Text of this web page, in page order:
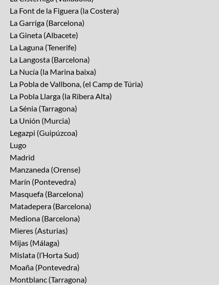
La Font de la Figuera (la Costera)
La Garriga (Barcelona)
La Gineta (Albacete)
La Laguna (Tenerife)
La Langosta (Barcelona)
La Nucía (la Marina baixa)
La Pobla de Vallbona, (el Camp de Túria)
La Pobla Llarga (la Ribera Alta)
La Sénia (Tarragona)
La Unión (Murcia)
Legazpi (Guipúzcoa)
Lugo
Madrid
Manzaneda (Orense)
Marín (Pontevedra)
Masquefa (Barcelona)
Matadepera (Barcelona)
Mediona (Barcelona)
Mieres (Asturias)
Mijas (Málaga)
Mislata (l’Horta Sud)
Moaña (Pontevedra)
Montblanc (Tarragona)